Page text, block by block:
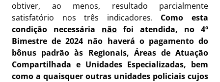
obtiver, ao menos, resultado parcialmente
satisfatório nos três indicadores. Como esta
condição necessária não foi atendida, no 4º
Bimestre de 2024 não haverá o pagamento do
bônus padrão às Regionais, Áreas de Atuação
Compartilhada e Unidades Especializadas, bem
como a quaisquer outras unidades policiais cujos